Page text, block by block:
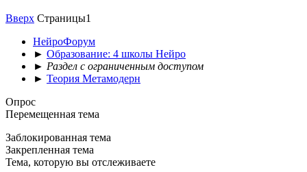
Вверх Страницы1
НейроФорум
► Образование: 4 школы Нейро
► Раздел с ограниченным доступом
► Теория Метамодерн
Опрос
Перемещенная тема
Заблокированная тема
Закрепленная тема
Тема, которую вы отслеживаете